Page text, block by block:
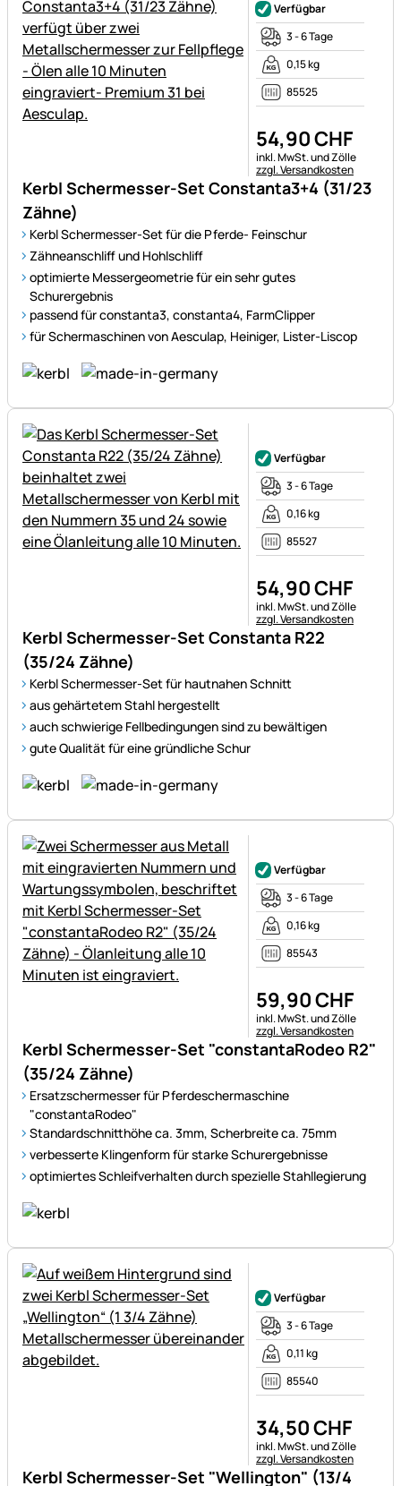
Kerbl Schermesser-Set Constanta3+4 (31/23
Zähne)
Kerbl Schermesser-Set für die Pferde- Feinschur
Zähneanschliff und Hohlschliff
optimierte Messergeometrie für ein sehr gutes
Schurergebnis
passend für constanta3, constanta4, FarmClipper
für Schermaschinen von Aesculap, Heiniger, Lister-Liscop
Verfügbar
3 - 6 Tage
0,15 kg
85525
54,90CHF
Steuerhinweis:
inkl. MwSt. und Zölle
zzgl. Versandkosten
Kerbl Schermesser-Set Constanta R22
(35/24 Zähne)
Kerbl Schermesser-Set für hautnahen Schnitt
aus gehärtetem Stahl hergestellt
auch schwierige Fellbedingungen sind zu bewältigen
gute Qualität für eine gründliche Schur
Verfügbar
3 - 6 Tage
0,16 kg
85527
54,90CHF
Steuerhinweis:
inkl. MwSt. und Zölle
zzgl. Versandkosten
Kerbl Schermesser-Set "constantaRodeo R2"
(35/24 Zähne)
Ersatzschermesser für Pferdeschermaschine
"constantaRodeo"
Standardschnitthöhe ca. 3mm, Scherbreite ca. 75mm
verbesserte Klingenform für starke Schurergebnisse
optimiertes Schleifverhalten durch spezielle Stahllegierung
Verfügbar
3 - 6 Tage
0,16 kg
85543
59,90CHF
Steuerhinweis:
inkl. MwSt. und Zölle
zzgl. Versandkosten
Kerbl Schermesser-Set "Wellington" (13/4
Verfügbar
3 - 6 Tage
0,11 kg
85540
34,50CHF
Steuerhinweis:
inkl. MwSt. und Zölle
zzgl. Versandkosten